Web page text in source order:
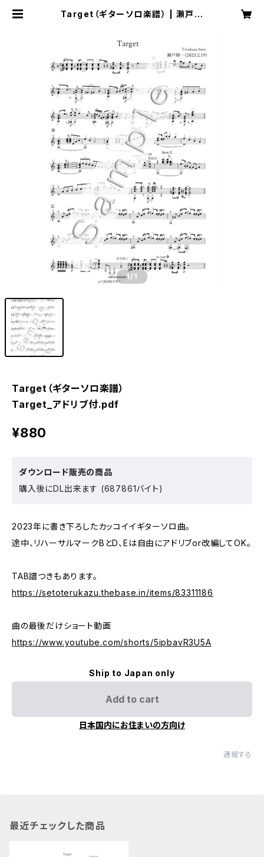
Target（ギターソロ楽譜） | 瀬戸輝
1 /1
Target（ギターソロ楽譜）
Target_アドリブ付.pdf
¥880
ダウンロード販売の商品
購入後にDL出来ます (687861バイト)
2023年に書き下ろしたカッコイイギターソロ曲。
途中、リハーサルマークBとD、Eは自由にアドリブor改編してOK。
TAB譜つきもあります。
https://setoterukazu.thebase.in/items/83311186
曲の最後だけショート動画
https://www.youtube.com/shorts/5ipbavR3U5A
Ship to Japan only
Add to cart
日本国内にお住まいの方向け
通報する
最近チェックした商品